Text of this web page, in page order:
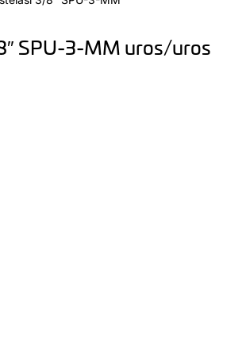
SPU-3-MM uros/uros